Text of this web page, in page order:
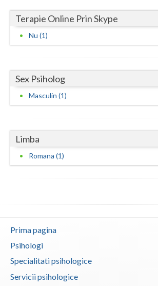
Suceava
Teleorman
Tulcea
Valcea
Vrancea
Terapie Online Prin Skype
Nu (1)
Sex Psiholog
Masculin (1)
Limba
Romana (1)
Prima pagina
Psihologi
Specialitati psihologice
Servicii psihologice